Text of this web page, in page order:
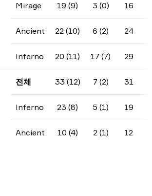
Mirage 19 (9) 3 (0) 16
Ancient 22 (10) 6 (2) 24
Inferno 20 (11) 17 (7) 29
전체 33 (12) 7 (2) 31
Inferno 23 (8) 5 (1) 19
Ancient 10 (4) 2 (1) 12